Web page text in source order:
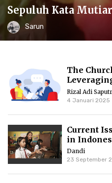
Sepuluh Kata
Sarun
The
Podcasts
Rizal Adi
4 Januari 2025
Current
in
Dandi
23 September